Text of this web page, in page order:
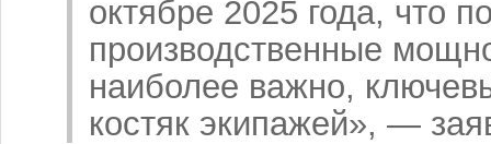
октябре 2025 года, что
производственные
наиболее важно,
костяк экипажей», —